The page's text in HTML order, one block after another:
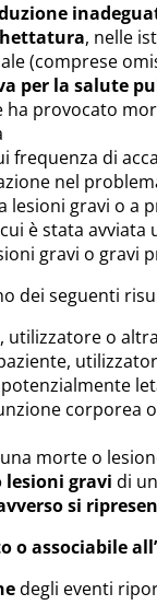
, nelle
(comprese
per la salute
ha provocato
frequenza di
nel
lesioni gravi o a
è stata avviata
gravi o gravi
dei seguenti
utilizzatore o
corporea
morte o
gravi di
si
o associabile
degli eventi